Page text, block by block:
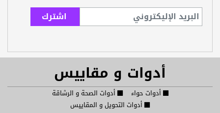
أدوات و مقاييس
أدوات حواء
أدوات الصحة و الرشاقة
أدوات التحويل و المقاييس